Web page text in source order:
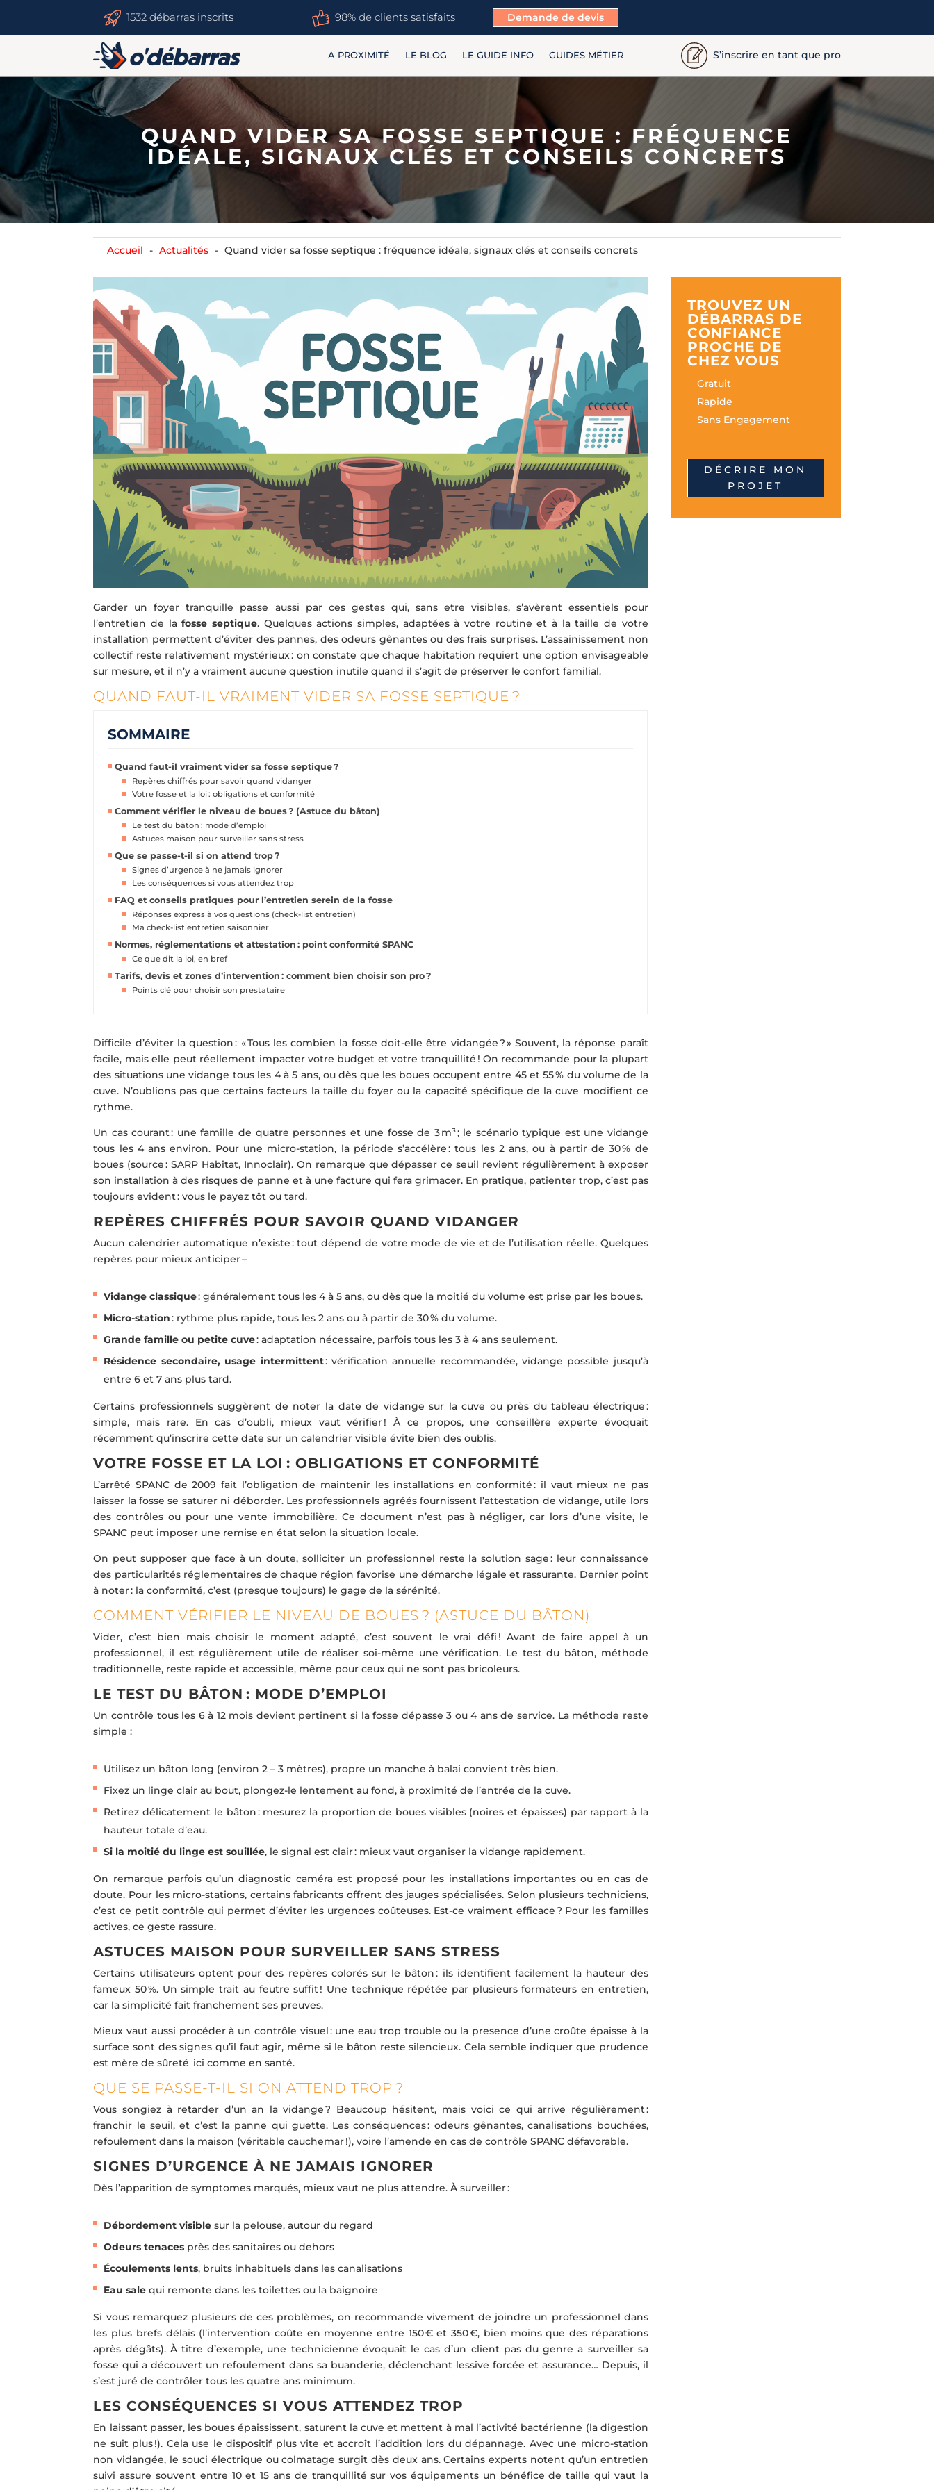
1532 débarras inscrits 98% de clients satisfaits Demande de devis
A PROXIMITÉ LE BLOG LE GUIDE INFO GUIDES MÉTIER S’inscrire en tant que pro
QUAND VIDER SA FOSSE SEPTIQUE : FRÉQUENCE
IDÉALE, SIGNAUX CLÉS ET CONSEILS CONCRETS
Accueil Actualités Quand vider sa fosse septique : fréquence idéale, signaux clés et conseils concrets
Garder un foyer tranquille passe aussi par ces gestes qui, sans etre visibles, s’avèrent essentiels pour
l’entretien de lafosse septique. Quelques actions simples, adaptées à votre routine et à la taille de votre
installation permettent d’éviter des pannes, des odeurs gênantes ou des frais surprises. L’assainissement non
collectif reste relativement mystérieux : on constate que chaque habitation requiert une option envisageable
sur mesure, et il n’y a vraiment aucune question inutile quand il s’agit de préserver le confort familial.
QUAND FAUT-IL VRAIMENT VIDER SA FOSSE SEPTIQUE ?
SOMMAIRE
Quand faut-il vraiment vider sa fosse septique ?
Repères chiffrés pour savoir quand vidanger
Votre fosse et la loi : obligations et conformité
Comment vérifier le niveau de boues ? (Astuce du bâton)
Le test du bâton : mode d’emploi
Astuces maison pour surveiller sans stress
Que se passe-t-il si on attend trop ?
Signes d’urgence à ne jamais ignorer
Les conséquences si vous attendez trop
FAQ et conseils pratiques pour l’entretien serein de la fosse
Réponses express à vos questions (check-list entretien)
Ma check-list entretien saisonnier
Normes, réglementations et attestation : point conformité SPANC
Ce que dit la loi, en bref
Tarifs, devis et zones d’intervention : comment bien choisir son pro ?
Points clé pour choisir son prestataire
Difficile d’éviter la question : « Tous les combien la fosse doit-elle être vidangée ? » Souvent, la réponse paraît
facile, mais elle peut réellement impacter votre budget et votre tranquillité ! On recommande pour la plupart
des situations une vidange tous les 4 à 5 ans, ou dès que les boues occupent entre 45 et 55 % du volume de la
cuve. N’oublions pas que certains facteurs la taille du foyer ou la capacité spécifique de la cuve modifient ce
rythme.
Un cas courant : une famille de quatre personnes et une fosse de 3 m³ ; le scénario typique est une vidange
tous les 4 ans environ. Pour une micro-station, la période s’accélère : tous les 2 ans, ou à partir de 30 % de
boues (source : SARP Habitat, Innoclair). On remarque que dépasser ce seuil revient régulièrement à exposer
son installation à des risques de panne et à une facture qui fera grimacer. En pratique, patienter trop, c’est pas
toujours evident : vous le payez tôt ou tard.
REPÈRES CHIFFRÉS POUR SAVOIR QUAND VIDANGER
Aucun calendrier automatique n’existe : tout dépend de votre mode de vie et de l’utilisation réelle. Quelques
repères pour mieux anticiper –
Vidange classique: généralement tous les 4 à 5 ans, ou dès que la moitié du volume est prise par les boues.
Micro-station: rythme plus rapide, tous les 2 ans ou à partir de 30 % du volume.
Grande famille ou petite cuve: adaptation nécessaire, parfois tous les 3 à 4 ans seulement.
Résidence secondaire, usage intermittent: vérification annuelle recommandée, vidange possible jusqu’à
entre 6 et 7 ans plus tard.
Certains professionnels suggèrent de noter la date de vidange sur la cuve ou près du tableau électrique :
simple, mais rare. En cas d’oubli, mieux vaut vérifier ! À ce propos, une conseillère experte évoquait
récemment qu’inscrire cette date sur un calendrier visible évite bien des oublis.
VOTRE FOSSE ET LA LOI : OBLIGATIONS ET CONFORMITÉ
L’arrêté SPANC de 2009 fait l’obligation de maintenir les installations en conformité : il vaut mieux ne pas
laisser la fosse se saturer ni déborder. Les professionnels agréés fournissent l’attestation de vidange, utile lors
des contrôles ou pour une vente immobilière. Ce document n’est pas à négliger, car lors d’une visite, le
SPANC peut imposer une remise en état selon la situation locale.
On peut supposer que face à un doute, solliciter un professionnel reste la solution sage : leur connaissance
des particularités réglementaires de chaque région favorise une démarche légale et rassurante. Dernier point
à noter : la conformité, c’est (presque toujours) le gage de la sérénité.
COMMENT VÉRIFIER LE NIVEAU DE BOUES ? (ASTUCE DU BÂTON)
Vider, c’est bien mais choisir le moment adapté, c’est souvent le vrai défi ! Avant de faire appel à un
professionnel, il est régulièrement utile de réaliser soi-même une vérification. Le test du bâton, méthode
traditionnelle, reste rapide et accessible, même pour ceux qui ne sont pas bricoleurs.
LE TEST DU BÂTON : MODE D’EMPLOI
Un contrôle tous les 6 à 12 mois devient pertinent si la fosse dépasse 3 ou 4 ans de service. La méthode reste
simple :
Utilisez un bâton long (environ 2 – 3 mètres), propre un manche à balai convient très bien.
Fixez un linge clair au bout, plongez-le lentement au fond, à proximité de l’entrée de la cuve.
Retirez délicatement le bâton : mesurez la proportion de boues visibles (noires et épaisses) par rapport à la
hauteur totale d’eau.
Si la moitié du linge est souillée, le signal est clair : mieux vaut organiser la vidange rapidement.
On remarque parfois qu’un diagnostic caméra est proposé pour les installations importantes ou en cas de
doute. Pour les micro-stations, certains fabricants offrent des jauges spécialisées. Selon plusieurs techniciens,
c’est ce petit contrôle qui permet d’éviter les urgences coûteuses. Est-ce vraiment efficace ? Pour les familles
actives, ce geste rassure.
ASTUCES MAISON POUR SURVEILLER SANS STRESS
Certains utilisateurs optent pour des repères colorés sur le bâton : ils identifient facilement la hauteur des
fameux 50 %. Un simple trait au feutre suffit ! Une technique répétée par plusieurs formateurs en entretien,
car la simplicité fait franchement ses preuves.
Mieux vaut aussi procéder à un contrôle visuel : une eau trop trouble ou la presence d’une croûte épaisse à la
surface sont des signes qu’il faut agir, même si le bâton reste silencieux. Cela semble indiquer que prudence
est mère de sûreté ici comme en santé.
QUE SE PASSE-T-IL SI ON ATTEND TROP ?
Vous songiez à retarder d’un an la vidange ? Beaucoup hésitent, mais voici ce qui arrive régulièrement :
franchir le seuil, et c’est la panne qui guette. Les conséquences : odeurs gênantes, canalisations bouchées,
refoulement dans la maison (véritable cauchemar !), voire l’amende en cas de contrôle SPANC défavorable.
SIGNES D’URGENCE À NE JAMAIS IGNORER
Dès l’apparition de symptomes marqués, mieux vaut ne plus attendre. À surveiller :
Débordement visible sur la pelouse, autour du regard
Odeurs tenaces près des sanitaires ou dehors
Écoulements lents, bruits inhabituels dans les canalisations
Eau sale qui remonte dans les toilettes ou la baignoire
Si vous remarquez plusieurs de ces problèmes, on recommande vivement de joindre un professionnel dans
les plus brefs délais (l’intervention coûte en moyenne entre 150 € et 350 €, bien moins que des réparations
après dégâts). À titre d’exemple, une technicienne évoquait le cas d’un client pas du genre a surveiller sa
fosse qui a découvert un refoulement dans sa buanderie, déclenchant lessive forcée et assurance… Depuis, il
s’est juré de contrôler tous les quatre ans minimum.
LES CONSÉQUENCES SI VOUS ATTENDEZ TROP
En laissant passer, les boues épaississent, saturent la cuve et mettent à mal l’activité bactérienne (la digestion
ne suit plus !). Cela use le dispositif plus vite et accroît l’addition lors du dépannage. Avec une micro-station
non vidangée, le souci électrique ou colmatage surgit dès deux ans. Certains experts notent qu’un entretien
suivi assure souvent entre 10 et 15 ans de tranquillité sur vos équipements un bénéfice de taille qui vaut la
TROUVEZ UN
DÉBARRAS DE
CONFIANCE
PROCHE DE
CHEZ VOUS
Gratuit
Rapide
Sans Engagement
DÉCRIRE MON
PROJET